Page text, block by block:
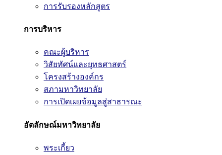
การรับรองหลักสูตร
การบริหาร
คณะผู้บริหาร
วิสัยทัศน์และยุทธศาสตร์
โครงสร้างองค์กร
สภามหาวิทยาลัย
การเปิดเผยข้อมูลสู่สาธารณะ
อัตลักษณ์มหาวิทยาลัย
พระเกี้ยว